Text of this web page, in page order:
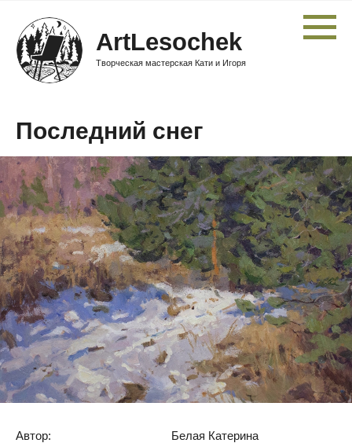
ArtLesochek
Творческая мастерская Кати и Игоря
Последний снег
Последний снег
Автор: Белая Катерина
Купить картину